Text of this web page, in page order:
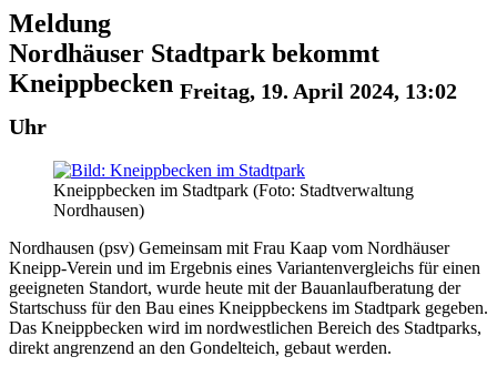
Meldung
Nordhäuser Stadtpark bekommt
Kneippbecken Freitag, 19. April 2024, 13:02
Uhr
Kneippbecken im Stadtpark (Foto: Stadtverwaltung
Nordhausen)
Nordhausen (psv) Gemeinsam mit Frau Kaap vom Nordhäuser
Kneipp-Verein und im Ergebnis eines Variantenvergleichs für einen
geeigneten Standort, wurde heute mit der Bauanlaufberatung der
Startschuss für den Bau eines Kneippbeckens im Stadtpark gegeben.
Das Kneippbecken wird im nordwestlichen Bereich des Stadtparks,
direkt angrenzend an den Gondelteich, gebaut werden.